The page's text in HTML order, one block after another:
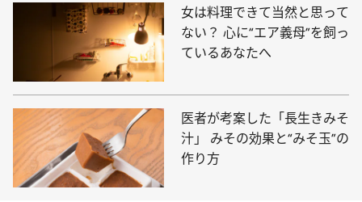
女は料理できて当然と思って
ない？ 心に“エア義母”を飼っ
ているあなたへ
医者が考案した「長生きみそ
汁」 みその効果と“みそ玉”の
作り方